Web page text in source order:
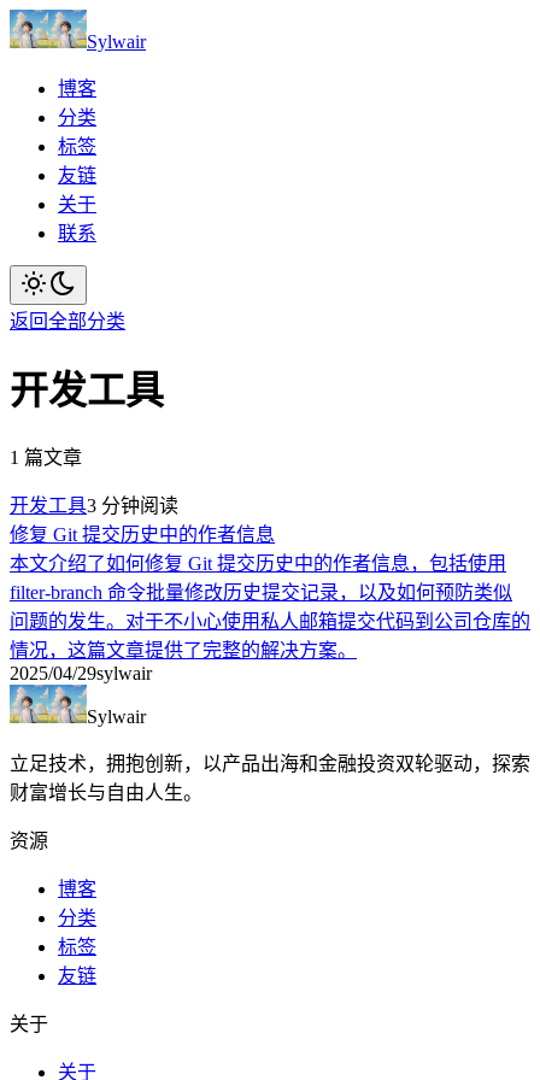
Sylwair
博客
分类
标签
友链
关于
联系
返回全部分类
开发工具
1 篇文章
开发工具3 分钟阅读
修复 Git 提交历史中的作者信息
本文介绍了如何修复 Git 提交历史中的作者信息，包括使用
filter-branch 命令批量修改历史提交记录，以及如何预防类似
问题的发生。对于不小心使用私人邮箱提交代码到公司仓库的
情况，这篇文章提供了完整的解决方案。
2025/04/29sylwair
Sylwair
立足技术，拥抱创新，以产品出海和金融投资双轮驱动，探索
财富增长与自由人生。
资源
博客
分类
标签
友链
关于
关于